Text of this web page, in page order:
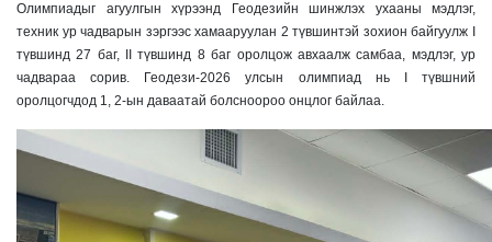
Олимпиадыг агуулгын хүрээнд Геодезийн шинжлэх ухааны мэдлэг,
техник ур чадварын зэргээс хамааруулан 2 түвшинтэй зохион байгуулж I
түвшинд 27 баг, II түвшинд 8 баг оролцож авхаалж самбаа, мэдлэг, ур
чадвараа сорив. Геодези-2026 улсын олимпиад нь I түвшний
оролцогчдод 1, 2-ын даваатай болсноороо онцлог байлаа.